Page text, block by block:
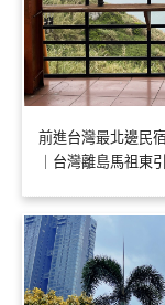
前進台灣最北邊民
｜台灣離島馬祖東